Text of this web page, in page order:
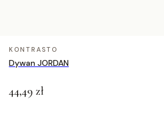
KONTRASTO
Dywan JORDAN
44,49 zł